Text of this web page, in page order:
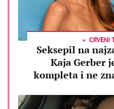
CRVENI
Seksepil na
Kaja Gerber
kompleta i ne